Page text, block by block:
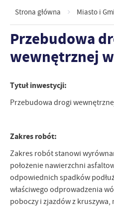
Strona główna Miasto i
Przebudowa
wewnętrznej
Tytuł inwestycji:
Przebudowa drogi
Zakres robót:
Zakres robót stanowi
położenie nawierzchni
odpowiednich spadków
właściwego odprowadzenia
poboczy i zjazdów z kruszywa,